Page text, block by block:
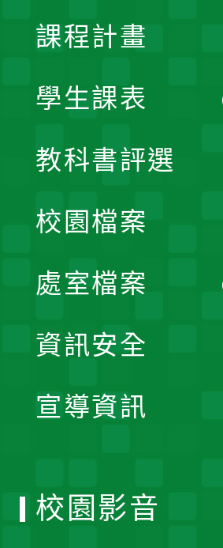
課程計畫
學生課表
教科書評選
校園檔案
處室檔案
資訊安全
宣導資訊
校園影音